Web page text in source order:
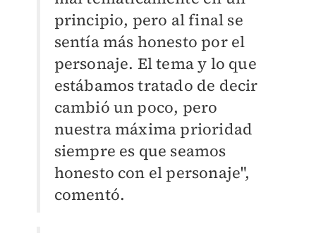
principio, pero al final se
sentía más honesto por el
personaje. El tema y lo que
estábamos tratado de decir
cambió un poco, pero
nuestra máxima prioridad
siempre es que seamos
honesto con el personaje",
comentó.